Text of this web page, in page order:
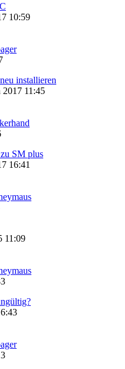
10:59
installieren
2017 11:45
SM plus
16:41
11:09